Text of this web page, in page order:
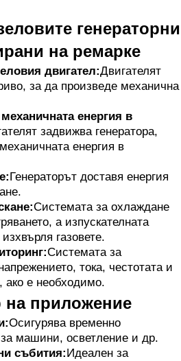
генераторни
на ремарке
двигател:Двигателят
за да произведе механична
енергия в
задвижва генератора,
енергия в
Генераторът доставя енергия
Системата за охлаждане
а изпускателната
газовете.
Системата за
тока, честотата и
ако е необходимо.
приложение
Осигурява временно
за машини, осветление и др.
събития:Идеален за